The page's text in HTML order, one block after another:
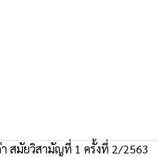
า สมัยวิสามัญที่ 1 ครั้งที่ 2/2563